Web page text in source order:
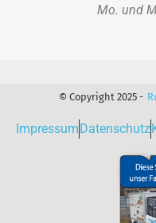
Mo. und
© Copyright 2025 -
Impressum Datenschutz